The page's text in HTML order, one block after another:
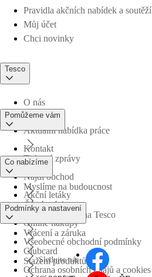
Pravidla akčních nabídek a soutěží
Můj účet
Chci novinky
Tesco
O nás
Aktuální nabídka práce
Tiskové zprávy
Myslíme na budoucnost
Obchodní skupina Tesco
Pomůžeme vám
Kontakt
Najdi obchod
Časté otázky
Vrácení a záruka
Stažení produktů
Co nabízíme
Akční letáky
Online nákupy
Clubcard
Podmínky a nastavení
Všeobecné obchodní podmínky
Ochrana osobních údajů a cookies
Sledujte nás